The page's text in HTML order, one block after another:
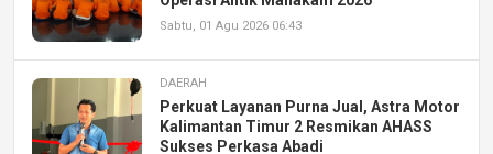
Sabtu, 01 Agu 2026 06:43
DAERAH
Perkuat Layanan Purna Jual, Astra Motor
Kalimantan Timur 2 Resmikan AHASS
Sukses Perkasa Abadi